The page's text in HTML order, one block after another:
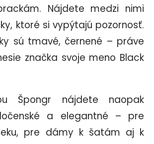
Nájdete medzi nimi
ktoré si vypýtajú pozornosť.
sú tmavé, černené – práve
značka svoje meno Black
Špongr nájdete naopak
a elegantné – pre
pre dámy k šatám aj k